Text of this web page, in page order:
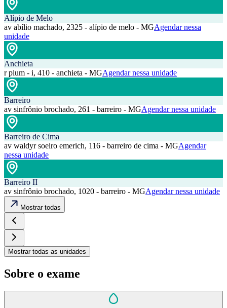
Alípio de Melo
av abílio machado, 2325 - alípio de melo - MGAgendar nessa
unidade
Anchieta
r pium - i, 410 - anchieta - MGAgendar nessa unidade
Barreiro
av sinfrônio brochado, 261 - barreiro - MGAgendar nessa unidade
Barreiro de Cima
av waldyr soeiro emerich, 116 - barreiro de cima - MGAgendar
nessa unidade
Barreiro II
av sinfrônio brochado, 1020 - barreiro - MGAgendar nessa unidade
Mostrar todas
Mostrar todas as unidades
Sobre o exame